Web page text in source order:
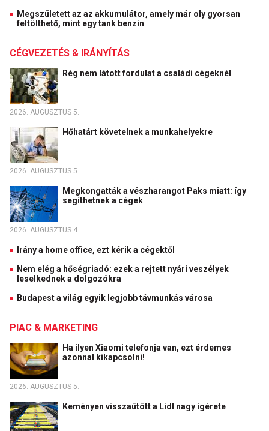
Megszületett az az akkumulátor, amely már oly gyorsan
feltölthető, mint egy tank benzin
CÉGVEZETÉS & IRÁNYÍTÁS
Rég nem látott fordulat a családi cégeknél
2026. AUGUSZTUS 5.
Hőhatárt követelnek a munkahelyekre
2026. AUGUSZTUS 5.
Megkongatták a vészharangot Paks miatt: így
segíthetnek a cégek
2026. AUGUSZTUS 4.
Irány a home office, ezt kérik a cégektől
Nem elég a hőségriadó: ezek a rejtett nyári veszélyek
leselkednek a dolgozókra
Budapest a világ egyik legjobb távmunkás városa
PIAC & MARKETING
Ha ilyen Xiaomi telefonja van, ezt érdemes
azonnal kikapcsolni!
2026. AUGUSZTUS 5.
Keményen visszaütött a Lidl nagy ígérete